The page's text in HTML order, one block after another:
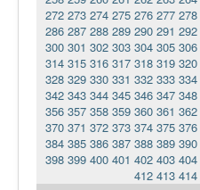
272 273 274 275 276 277 278
286 287 288 289 290 291 292
300 301 302 303 304 305 306
314 315 316 317 318 319 320
328 329 330 331 332 333 334
342 343 344 345 346 347 348
356 357 358 359 360 361 362
370 371 372 373 374 375 376
384 385 386 387 388 389 390
398 399 400 401 402 403 404
412 413 414